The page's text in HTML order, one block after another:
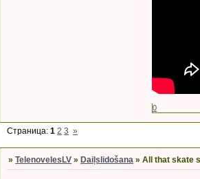
0
Страница:1 2 3 »
»TelenovelesLV »Daiļslidošana »All that skate